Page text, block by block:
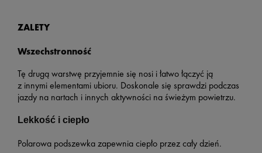
ZALETY
Wszechstronność
Tę drugą warstwę przyjemnie się nosi i łatwo łączyć ją
z innymi elementami ubioru. Doskonale się sprawdzi podczas
jazdy na nartach i innych aktywności na świeżym powietrzu.
Lekkość i ciepło
Polarowa podszewka zapewnia ciepło przez cały dzień.